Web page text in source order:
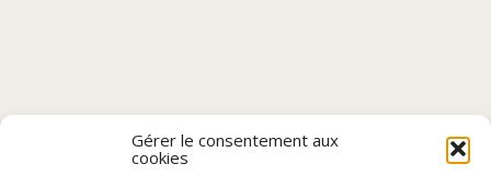
Gérer le consentement aux
cookies